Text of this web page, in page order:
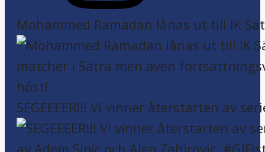
Mohammed Ramadan lånas ut till IK
SEGEEEER!!! Vi vinner återstarten av